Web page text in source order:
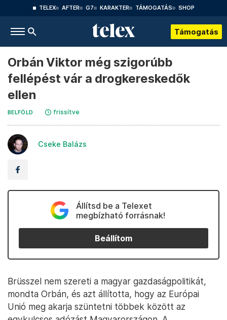
TELEX AFTER G7 KARAKTER TÁMOGATÁS SHOP
Támogatás
Orbán Viktor még szigorúbb
fellépést vár a drogkereskedők
ellen
BELFÖLD frissítve
Cseke Balázs
Állítsd be a Telexet
megbízható forrásnak!
Beállítom
Brüsszel nem szereti a magyar gazdaságpolitikát,
mondta Orbán, és azt állította, hogy az Európai
Unió meg akarja szüntetni többek között az